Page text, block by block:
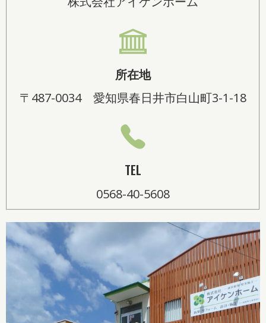
所在地
〒487-0034 愛知県春日井市白山町3-1-18
TEL
0568-40-5608